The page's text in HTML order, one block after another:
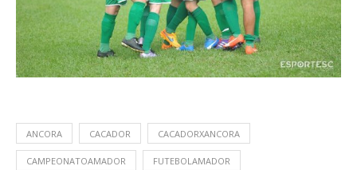
ANCORA CACADOR CACADORXANCORA
CAMPEONATOAMADOR FUTEBOLAMADOR